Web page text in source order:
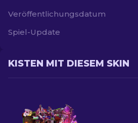
Veröffentlichungsdatum
Spiel-Update
KISTEN MIT DIESEM SKIN